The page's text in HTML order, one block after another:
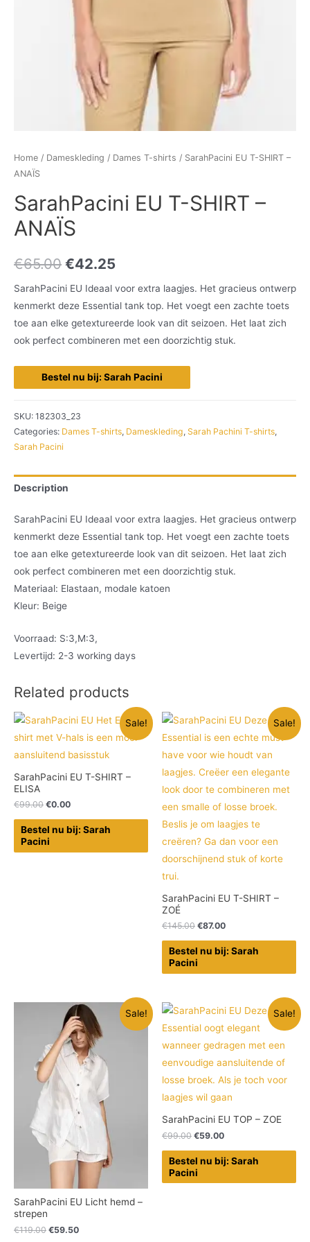
Home / Dameskleding / Dames T-shirts / SarahPacini EU T-SHIRT –
ANAÏS
SarahPacini EU T-SHIRT –
ANAÏS
€65.00 €42.25
SarahPacini EU Ideaal voor extra laagjes. Het gracieus ontwerp
kenmerkt deze Essential tank top. Het voegt een zachte toets
toe aan elke getextureerde look van dit seizoen. Het laat zich
ook perfect combineren met een doorzichtig stuk.
Bestel nu bij: Sarah Pacini
SKU: 182303_23
Categories: Dames T-shirts, Dameskleding, Sarah Pachini T-shirts,
Sarah Pacini
Description
SarahPacini EU Ideaal voor extra laagjes. Het gracieus ontwerp
kenmerkt deze Essential tank top. Het voegt een zachte toets
toe aan elke getextureerde look van dit seizoen. Het laat zich
ook perfect combineren met een doorzichtig stuk.
Materiaal: Elastaan, modale katoen
Kleur: Beige
Voorraad: S:3,M:3,
Levertijd: 2-3 working days
Related products
Sale!
SarahPacini EU T-SHIRT –
ELISA
€99.00 €0.00
Bestel nu bij: Sarah
Pacini
Sale!
SarahPacini EU T-SHIRT –
ZOÉ
€145.00 €87.00
Bestel nu bij: Sarah
Pacini
Sale!
SarahPacini EU Licht hemd –
strepen
€119.00 €59.50
Sale!
SarahPacini EU TOP – ZOE
€99.00 €59.00
Bestel nu bij: Sarah
Pacini